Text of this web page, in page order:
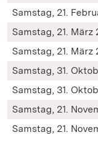
Samstag, 21.
Samstag, 21. März
Samstag, 21. März
Samstag, 31.
Samstag, 31.
Samstag, 21.
Samstag, 21.